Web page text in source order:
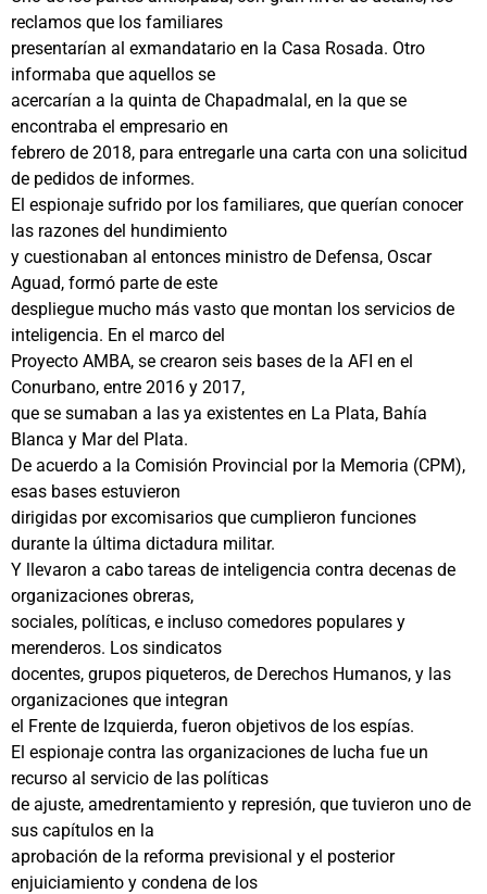
reclamos que los familiares
presentarían al exmandatario en la Casa Rosada. Otro
informaba que aquellos se
acercarían a la quinta de Chapadmalal, en la que se
encontraba el empresario en
febrero de 2018, para entregarle una carta con una solicitud
de pedidos de informes.
El espionaje sufrido por los familiares, que querían conocer
las razones del hundimiento
y cuestionaban al entonces ministro de Defensa, Oscar
Aguad, formó parte de este
despliegue mucho más vasto que montan los servicios de
inteligencia. En el marco del
Proyecto AMBA, se crearon seis bases de la AFI en el
Conurbano, entre 2016 y 2017,
que se sumaban a las ya existentes en La Plata, Bahía
Blanca y Mar del Plata.
De acuerdo a la Comisión Provincial por la Memoria (CPM),
esas bases estuvieron
dirigidas por excomisarios que cumplieron funciones
durante la última dictadura militar.
Y llevaron a cabo tareas de inteligencia contra decenas de
organizaciones obreras,
sociales, políticas, e incluso comedores populares y
merenderos. Los sindicatos
docentes, grupos piqueteros, de Derechos Humanos, y las
organizaciones que integran
el Frente de Izquierda, fueron objetivos de los espías.
El espionaje contra las organizaciones de lucha fue un
recurso al servicio de las políticas
de ajuste, amedrentamiento y represión, que tuvieron uno de
sus capítulos en la
aprobación de la reforma previsional y el posterior
enjuiciamiento y condena de los